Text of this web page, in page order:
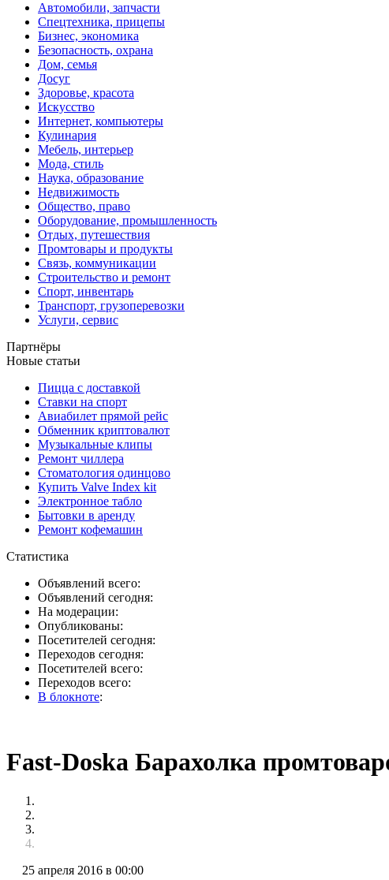
Автомобили, запчасти
Спецтехника, прицепы
Бизнес, экономика
Безопасность, охрана
Дом, семья
Досуг
Здоровье, красота
Искусство
Интернет, компьютеры
Кулинария
Мебель, интерьер
Мода, стиль
Наука, образование
Недвижимость
Общество, право
Оборудование, промышленность
Отдых, путешествия
Промтовары и продукты
Связь, коммуникации
Строительство и ремонт
Спорт, инвентарь
Транспорт, грузоперевозки
Услуги, сервис
Партнёры
Новые статьи
Пицца с доставкой
Ставки на спорт
Авиабилет прямой рейс
Обменник криптовалют
Музыкальные клипы
Ремонт чиллера
Стоматология одинцово
Купить Valve Index kit
Электронное табло
Бытовки в аренду
Ремонт кофемашин
Статистика
Объявлений всего:
Объявлений сегодня:
На модерации:
Опубликованы:
Посетителей сегодня:
Переходов сегодня:
Посетителей всего:
Переходов всего:
В блокноте:
Fast-Doska Барахолка
25 апреля 2016 в 00:00